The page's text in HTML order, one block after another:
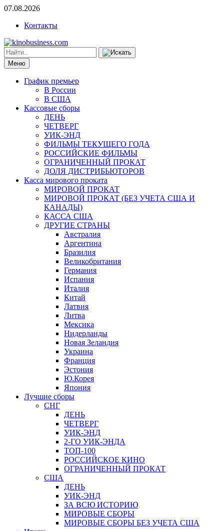
07.08.2026
Контакты
Меню
График премьер
В России
В США
Кассовые сборы
ДЕНЬ
ЧЕТВЕРГ
УИК-ЭНД
ФИЛЬМЫ ТЕКУЩЕГО ГОДА
РОССИЙСКИЕ ФИЛЬМЫ
ОГРАНИЧЕННЫЙ ПРОКАТ
ДОЛЯ ДИСТРИБЬЮТОРОВ
Касса мирового проката
МИРОВОЙ ПРОКАТ
МИРОВОЙ ПРОКАТ (БЕЗ УЧЕТА США И
КАНАДЫ)
КАССА США
ДРУГИЕ СТРАНЫ
Австралия
Аргентина
Бразилия
Великобритания
Германия
Испания
Италия
Китай
Латвия
Литва
Мексика
Нидерланды
Новая Зеландия
Украина
Франция
Эстония
Ю.Корея
Япония
Лучшие сборы
СНГ
ДЕНЬ
ЧЕТВЕРГ
УИК-ЭНД
2-ГО УИК-ЭНДА
ТОП-100
РОССИЙСКОЕ КИНО
ОГРАНИЧЕННЫЙ ПРОКАТ
США
ДЕНЬ
УИК-ЭНД
ЗА ВСЮ ИСТОРИЮ
МИРОВЫЕ СБОРЫ
МИРОВЫЕ СБОРЫ БЕЗ УЧЕТА США